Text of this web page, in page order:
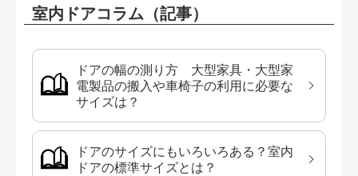
室内ドアコラム（記事）
ドアの幅の測り方 大型家具・大型家
電製品の搬入や車椅子の利用に必要な
サイズは？
ドアのサイズにもいろいろある？室内
ドアの標準サイズとは？